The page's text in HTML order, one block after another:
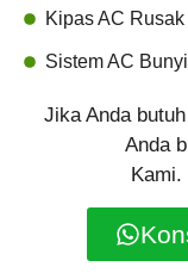
Kipas AC Rusak
Sistem AC
Jika Anda
Anda